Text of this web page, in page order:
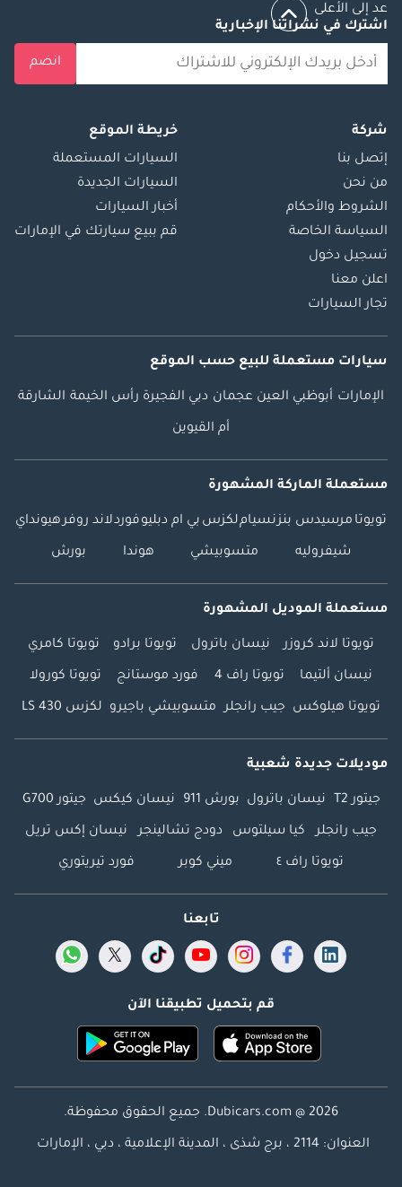
عد إلى الأعلى
اشترك في نشراتنا الإخبارية
انضم
شركة
إتصل بنا
من نحن
الشروط والأحكام
السياسة الخاصة
تسجيل دخول
اعلن معنا
تجار السيارات
خريطة الموقع
السيارات المستعملة
السيارات الجديدة
أخبار السيارات
قم ببيع سيارتك في الإمارات
سيارات مستعملة للبيع حسب الموقع
الإمارات أبوظبي العين عجمان دبي الفجيرة رأس الخيمة الشارقة
أم القيوين
مستعملة الماركة المشهورة
تويوتا مرسيدس بنزنسياملكزس بي ام دبليوفوردلاند روفرهيونداي
شيفروليه متسوبيشي هوندا بورش
مستعملة الموديل المشهورة
تويوتا لاند كروزر نيسان باترول تويوتا برادو تويوتا كامري
نيسان ألتيما تويوتا راف 4 فورد موستانج تويوتا كورولا
تويوتا هيلوكس جيب رانجلر متسوبيشي باجيرو لكزس LS 430
موديلات جديدة شعبية
جيتور T2 نيسان باترول بورش 911 نيسان كيكس جيتور G700
جيب رانجلر كيا سيلتوس دودج تشالينجر نيسان إكس تريل
تويوتا راف ٤ ميني كوبر فورد تيريتوري
تابعنا
قم بتحميل تطبيقنا الآن
Dubicars.com @ 2026. جميع الحقوق محفوظة.
العنوان: 2114 ، برج شذى ، المدينة الإعلامية ، دبي ، الإمارات